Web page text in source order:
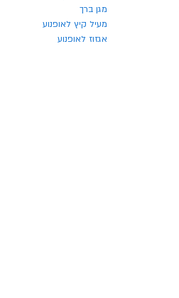
מגן ברך
מעיל קיץ לאופנוע
אגזוז לאופנוע